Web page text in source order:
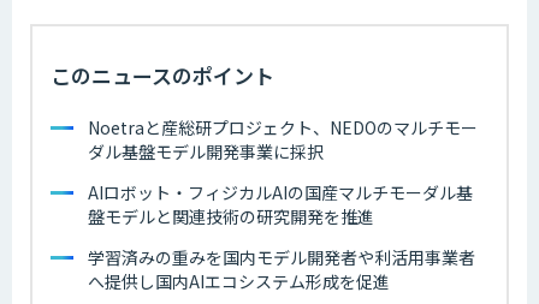
このニュースのポイント
Noetraと産総研プロジェクト、NEDOのマルチモー
ダル基盤モデル開発事業に採択
AIロボット・フィジカルAIの国産マルチモーダル基
盤モデルと関連技術の研究開発を推進
学習済みの重みを国内モデル開発者や利活用事業者
へ提供し国内AIエコシステム形成を促進